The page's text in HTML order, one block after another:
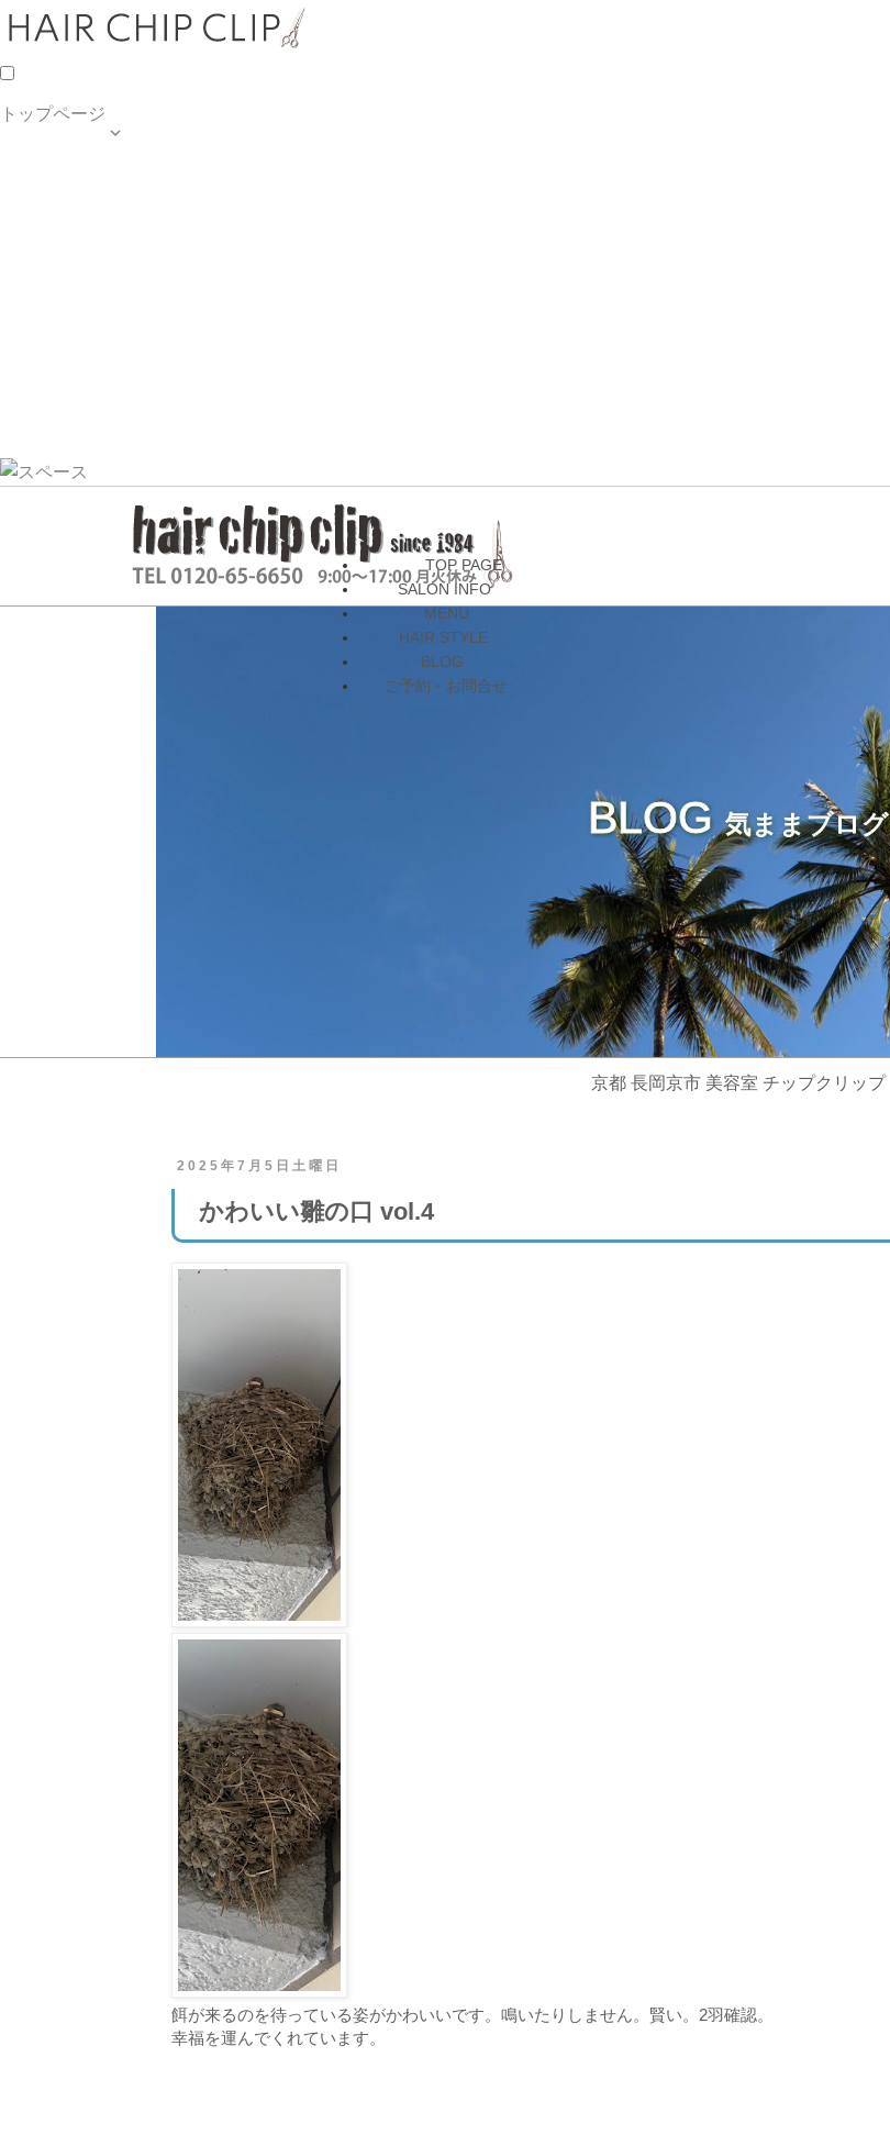
トップページ

TOP PAGE
SALON INFO
MENU
HAIR STYLE
BLOG
ご予約・お問合せ
BLOG気ままブログ
京都 長岡京市 美容室 チップクリップ
2025年7月5日土曜日
かわいい雛の口 vol.4
餌が来るのを待っている姿がかわいいです。鳴いたりしません。賢い。2羽確認。
幸福を運んでくれています。